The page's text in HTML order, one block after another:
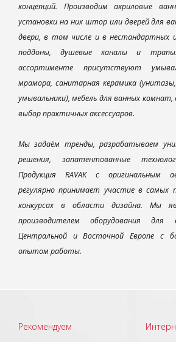
концепций. Производим акриловые
установки на них штор или дверей для
двери, в том числе и в нестандартных
поддоны, душевые каналы и
ассортименте присутствуют
мрамора, санитарная керамика
умывальники), мебель для ванных
выбор практичных аксессуаров.
Мы задаём тренды, разрабатываем
решения, запатентованные
Продукция RAVAK с оригинальным
регулярно принимает участие в самых
конкурсах в области дизайна. Мы
производителем оборудования
Центральной и Восточной Европе с
опытом работы.
Рекомендуем